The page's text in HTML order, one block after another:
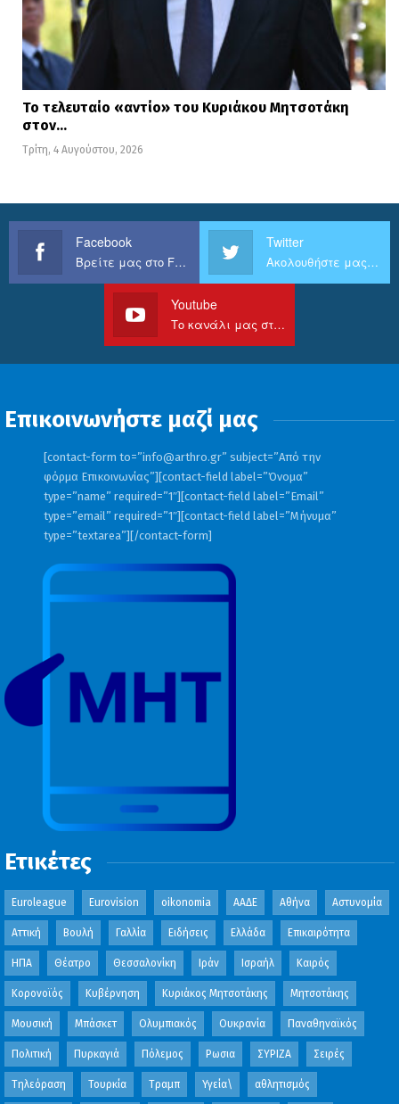
Το τελευταίο «αντίο» του Κυριάκου Μητσοτάκη
στον…
Τρίτη, 4 Αυγούστου, 2026
Facebook
Βρείτε μας στο Facebook
Twitter
Ακολουθήστε μας στο Twitter
Youtube
Το κανάλι μας στο Youtube
Επικοινωνήστε μαζί μας
[contact-form to=”info@arthro.gr” subject=”Από την
φόρμα Επικοινωνίας”][contact-field label=”Όνομα”
type=”name” required=”1″][contact-field label=”Email”
type=”email” required=”1″][contact-field label=”Μήνυμα”
type=”textarea”][/contact-form]
Ετικέτες
Euroleague Eurovision oikonomia ΑΑΔΕ Αθήνα Αστυνομία
Αττική Βουλή Γαλλία Ειδήσεις Ελλάδα Επικαιρότητα
ΗΠΑ Θέατρο Θεσσαλονίκη Ιράν Ισραήλ Καιρός
Κορονοϊός Κυβέρνηση Κυριάκος Μητσοτάκης Μητσοτάκης
Μουσική Μπάσκετ Ολυμπιακός Ουκρανία Παναθηναϊκός
Πολιτική Πυρκαγιά Πόλεμος Ρωσια ΣΥΡΙΖΑ Σειρές
Τηλεόραση Τουρκία Τραμπ Υγεία\ αθλητισμός